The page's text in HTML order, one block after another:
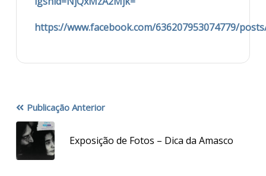
https://www.facebook.com/636207953074779/
Publicação Anterior
Exposição de Fotos – Dica da Amasco